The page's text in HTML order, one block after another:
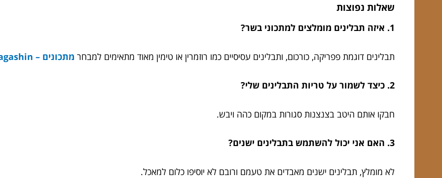
שאלות נפוצות
1. איזה תבלינים מומלצים למתכוני בשר?
תבלינים דוגמת פפריקה, כורכום, ותבלינים עסיסיים כמו רוזמרין או טימין מאוד מתאימים למבחר מתכונים – Magashin
2. כיצד לשמור על טריות התבלינים שלי?
חבקו אותם היטב בצנצנות סגורות במקום כהה ויבש.
3. האם אני יכול להשתמש בתבלינים ישנים?
לא מומלץ, תבלינים ישנים מאבדים את טעמם ורובם לא יוסיפו כלום למאכל.